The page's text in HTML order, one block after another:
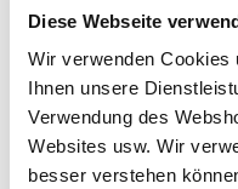
Diese Webseite
Wir verwenden Cookies
Ihnen unsere
Verwendung des
Websites usw. Wir
besser verstehen
Alle Zitate zeigen
Bücher